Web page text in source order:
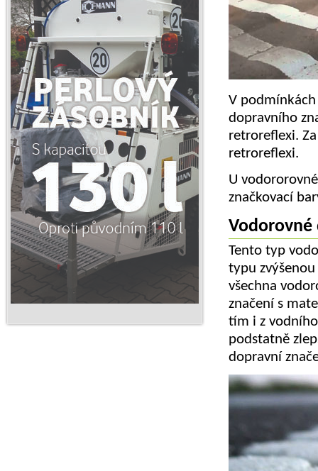
V podmínkách
dopravního
retroreflexi.
retroreflexi.
U
značkovací
Tento typ
typu
všechna
značení s
tím i z
podstatně
dopravní